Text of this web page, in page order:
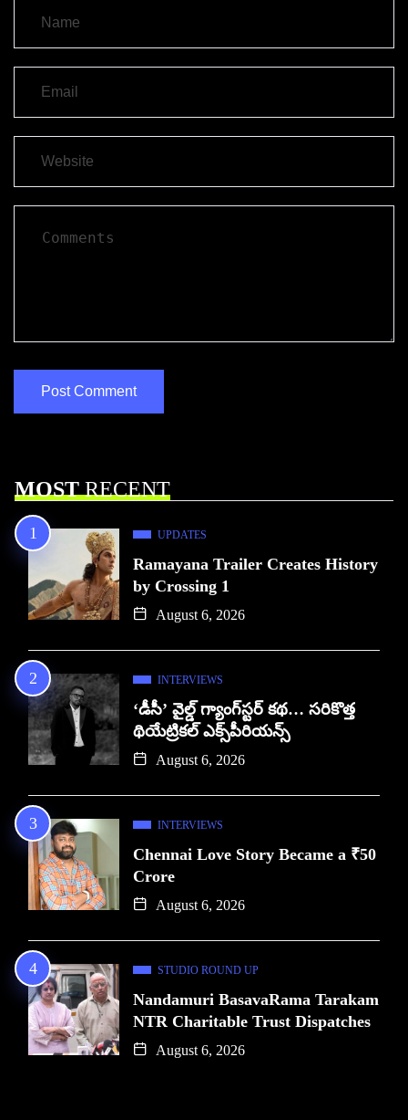
MOSTRECENT
UPDATES
Ramayana Trailer Creates History
by Crossing 1
August 6, 2026
INTERVIEWS
‘డీసీ’ వైల్డ్ గ్యాంగ్‌స్టర్ కథ… సరికొత్త
థియేట్రికల్ ఎక్స్‌పీరియన్స్
August 6, 2026
INTERVIEWS
Chennai Love Story Became a ₹50
Crore
August 6, 2026
STUDIO ROUND UP
Nandamuri BasavaRama Tarakam
NTR Charitable Trust Dispatches
August 6, 2026